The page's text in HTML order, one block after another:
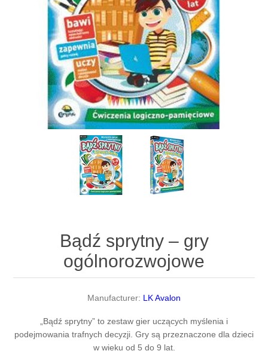
Bądź sprytny – gry
ogólnorozwojowe
Manufacturer: LK Avalon
„Bądź sprytny” to zestaw gier uczących myślenia i
podejmowania trafnych decyzji. Gry są przeznaczone dla dzieci
w wieku od 5 do 9 lat.